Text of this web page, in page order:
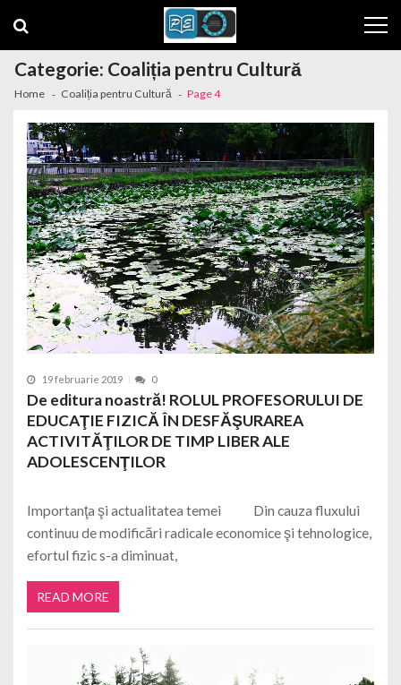
Categorie: Coaliția pentru Cultură
Home Coaliția pentru Cultură Page 4
19 februarie 2019 0
De editura noastră! ROLUL PROFESORULUI DE
EDUCAŢIE FIZICĂ ÎN DESFĂŞURAREA
ACTIVITĂŢILOR DE TIMP LIBER ALE
ADOLESCENŢILOR
Importanţa şi actualitatea temei Din cauza fluxului
continuu de modificări radicale economice şi tehnologice,
efortul fizic s-a diminuat,
READ MORE